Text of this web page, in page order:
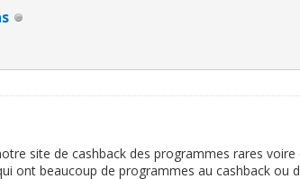
site de cashback des programmes rares
ont beaucoup de programmes au cashback ou